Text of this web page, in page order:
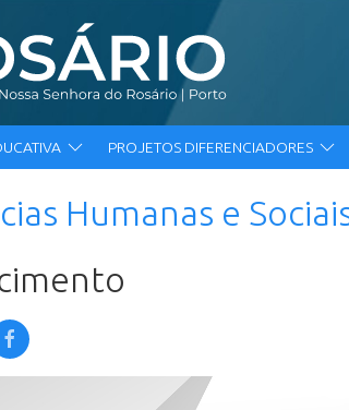
PROJETOS DIFERENCIADORES
Humanas e